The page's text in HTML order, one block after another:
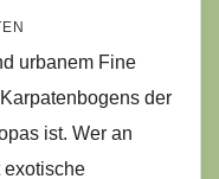
urbanem Fine
der
ist. Wer an
exotische